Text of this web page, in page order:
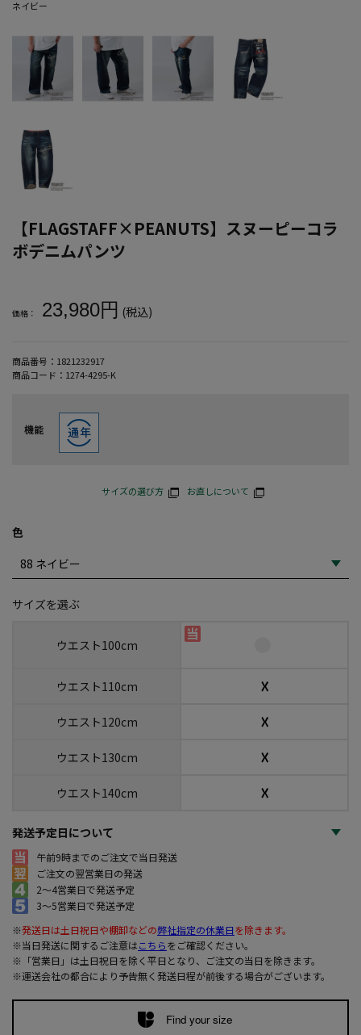
ネイビー
【FLAGSTAFF×PEANUTS】スヌーピーコラ
ボデニムパンツ
価格： 23,980円 (税込)
商品番号： 1821232917
商品コード： 1274-4295-K
機能
サイズの選び方 お直しについて
色
サイズを選ぶ
ウエスト100cm
ウエスト110cm ☓
ウエスト120cm ☓
ウエスト130cm ☓
ウエスト140cm ☓
発送予定日について
午前9時までのご注文で当日発送
ご注文の翌営業日の発送
2～4営業日で発送予定
3～5営業日で発送予定
※発送日は土日祝日や棚卸などの弊社指定の休業日を除きます。
※当日発送に関するご注意はこちらをご確認ください。
※「営業日」は土日祝日を除く平日となり、ご注文の当日を除きます。
※運送会社の都合により予告無く発送日程が前後する場合がございます。
Find your size